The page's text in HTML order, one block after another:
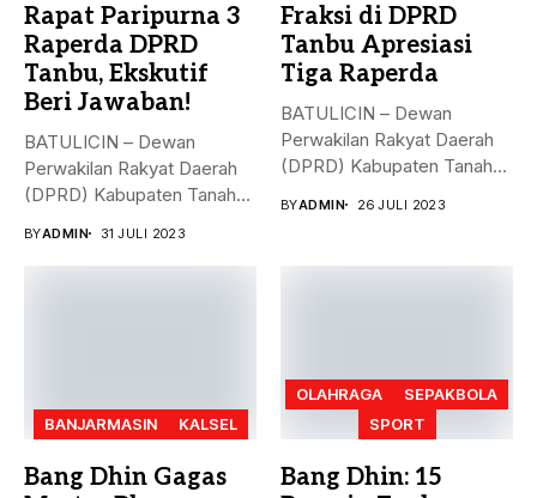
Rapat Paripurna 3
Raperda DPRD
Tanbu, Ekskutif
Beri Jawaban!
BATULICIN – Dewan
Perwakilan Rakyat Daerah
(DPRD) Kabupaten Tanah
BYADMIN 31 JULI 2023
Fraksi di DPRD
Tanbu Apresiasi
Tiga Raperda
BATULICIN – Dewan
Perwakilan Rakyat Daerah
(DPRD) Kabupaten Tanah
BYADMIN 26 JULI 2023
BANJARMASIN KALSEL
Bang Dhin Gagas
OLAHRAGA
SEPAKBOLA
SPORT
Bang Dhin: 15